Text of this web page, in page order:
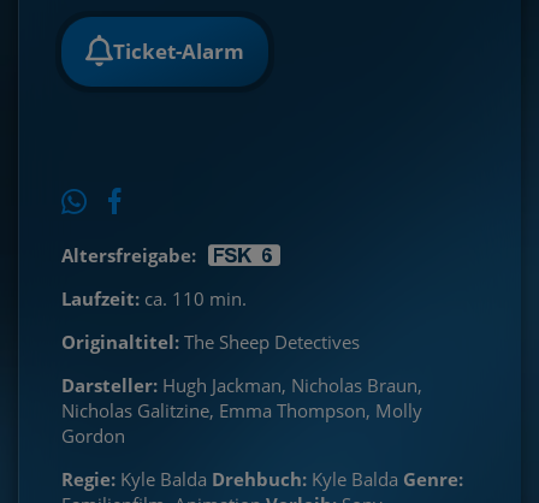
Ticket-Alarm
Altersfreigabe:
Laufzeit: ca. 110 min.
Originaltitel: The Sheep Detectives
Darsteller: Hugh Jackman, Nicholas Braun,
Nicholas Galitzine, Emma Thompson, Molly
Gordon
Regie: Kyle Balda Drehbuch: Kyle Balda Genre: